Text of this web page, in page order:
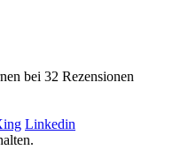
bei 32 Rezensionen
Linkedin